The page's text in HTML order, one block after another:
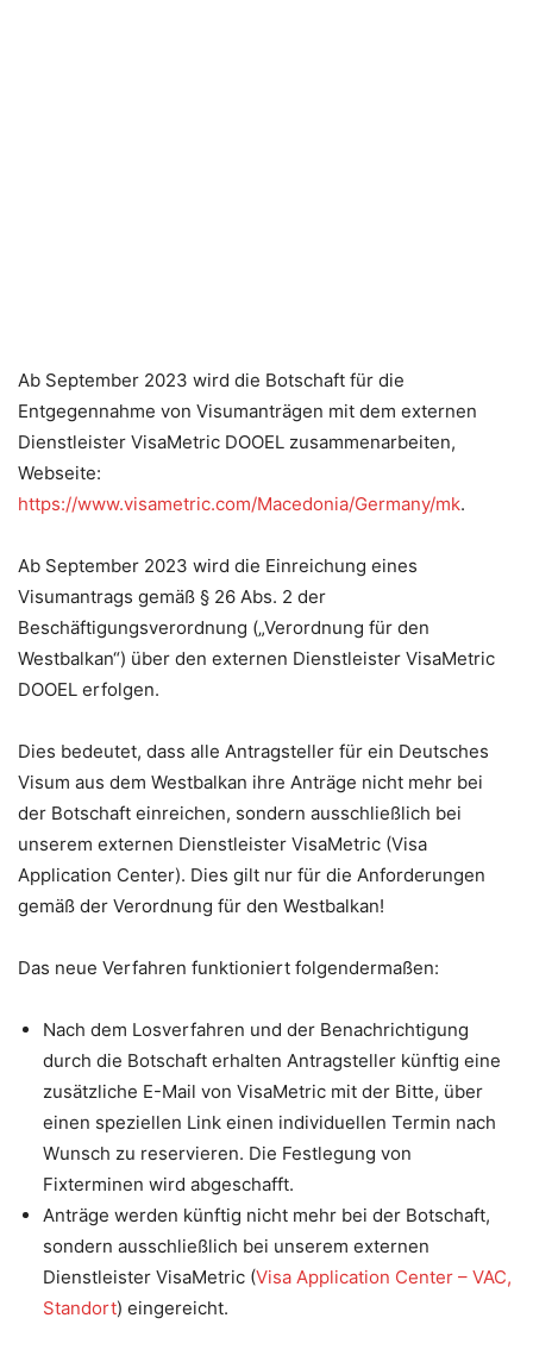
Ab September 2023 wird die Botschaft für die
Entgegennahme von Visumanträgen mit dem externen
Dienstleister VisaMetric DOOEL zusammenarbeiten,
Webseite:
https://www.visametric.com/Macedonia/Germany/mk.
Ab September 2023 wird die Einreichung eines
Visumantrags gemäß § 26 Abs. 2 der
Beschäftigungsverordnung („Verordnung für den
Westbalkan“) über den externen Dienstleister VisaMetric
DOOEL erfolgen.
Dies bedeutet, dass alle Antragsteller für ein Deutsches
Visum aus dem Westbalkan ihre Anträge nicht mehr bei
der Botschaft einreichen, sondern ausschließlich bei
unserem externen Dienstleister VisaMetric (Visa
Application Center). Dies gilt nur für die Anforderungen
gemäß der Verordnung für den Westbalkan!
Das neue Verfahren funktioniert folgendermaßen:
Nach dem Losverfahren und der Benachrichtigung
durch die Botschaft erhalten Antragsteller künftig eine
zusätzliche E-Mail von VisaMetric mit der Bitte, über
einen speziellen Link einen individuellen Termin nach
Wunsch zu reservieren. Die Festlegung von
Fixterminen wird abgeschafft.
Anträge werden künftig nicht mehr bei der Botschaft,
sondern ausschließlich bei unserem externen
Dienstleister VisaMetric (Visa Application Center – VAC,
Standort) eingereicht.